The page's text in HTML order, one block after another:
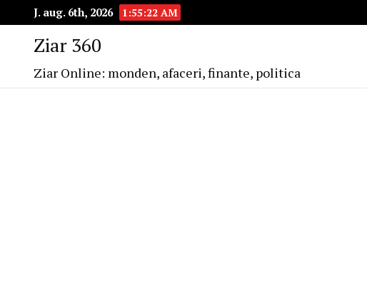
J. aug. 6th, 2026 1:55:22 AM
Ziar 360
Ziar Online: monden, afaceri, finante, politica